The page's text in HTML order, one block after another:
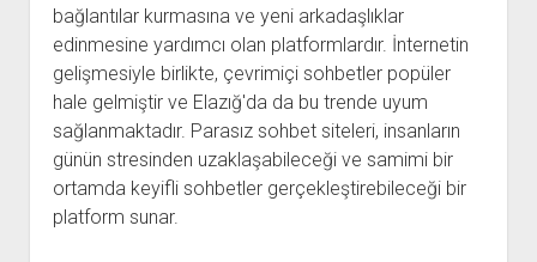
bağlantılar kurmasına ve yeni arkadaşlıklar
edinmesine yardımcı olan platformlardır. İnternetin
gelişmesiyle birlikte, çevrimiçi sohbetler popüler
hale gelmiştir ve Elazığ'da da bu trende uyum
sağlanmaktadır. Parasız sohbet siteleri, insanların
günün stresinden uzaklaşabileceği ve samimi bir
ortamda keyifli sohbetler gerçekleştirebileceği bir
platform sunar.